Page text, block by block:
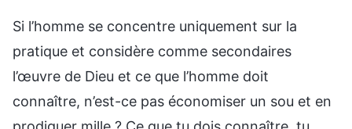
Si l’homme se concentre uniquement sur la
pratique et considère comme secondaires
l’œuvre de Dieu et ce que l’homme doit
connaître, n’est-ce pas économiser un sou et en